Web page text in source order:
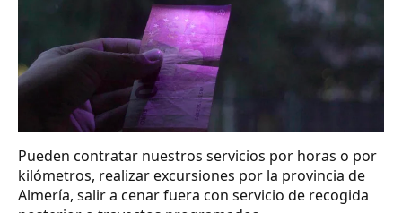
Pueden contratar nuestros servicios por horas o por
kilómetros, realizar excursiones por la provincia de
Almería, salir a cenar fuera con servicio de recogida